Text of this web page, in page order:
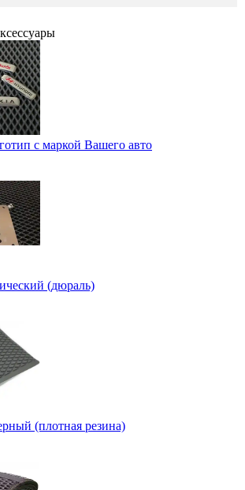
с маркой Вашего авто
(дюраль)
(плотная резина)